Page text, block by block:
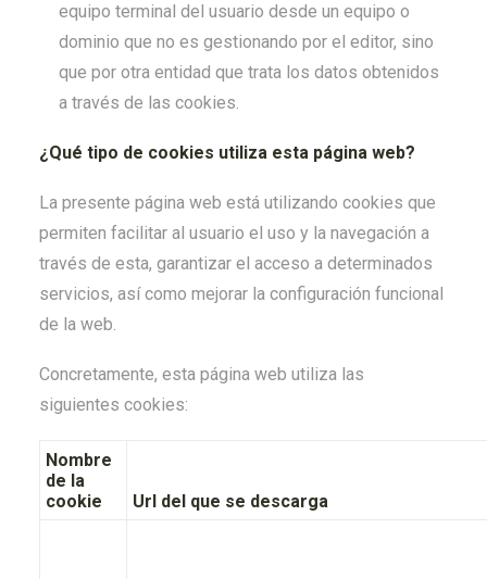
equipo terminal del usuario desde un equipo o
dominio que no es gestionando por el editor, sino
que por otra entidad que trata los datos obtenidos
a través de las cookies.
¿Qué tipo de cookies utiliza esta página web?
La presente página web está utilizando cookies que
permiten facilitar al usuario el uso y la navegación a
través de esta, garantizar el acceso a determinados
servicios, así como mejorar la configuración funcional
de la web.
Concretamente, esta página web utiliza las
siguientes cookies:
Nombre
de la
cookie
Url del que se descarga